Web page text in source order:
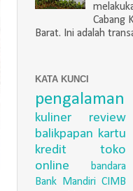
Cabang
Barat. Ini adalah
KATA KUNCI
pengalaman
kuliner
review
balikpapan kartu
kredit
toko
online
bandara
Bank Mandiri CIMB